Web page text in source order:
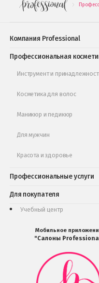
.
Компания Professional
Профессиональная
Инструмент и
Косметика для волос
Маникюр и педикюр
Для мужчин
Красота и здоровье
Профессиональные услуги
Для покупателя
Подарочные наборы
Обучающее видео
Учебный центр
Мобильное
"Салоны
Мобильное
приложение
Салоны
Professional